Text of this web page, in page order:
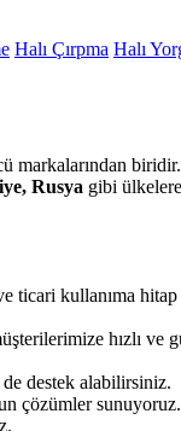
Halı Çırpma Halı
markalarından
Rusya gibi
kullanıma
hızlı
destek alabilirsiniz.
çözümler sunuyoruz.